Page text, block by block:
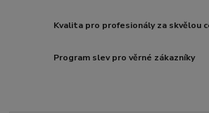
Kvalita pro profesionály za skvělou
Program slev pro věrné zákazníky